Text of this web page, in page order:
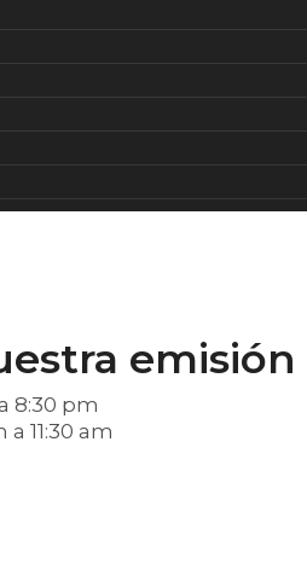
8:30 pm
11:30 am